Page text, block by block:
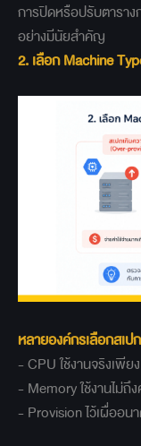
การปิดหรือปรับตาราง
อย่างมีนัยสำคัญ
2. เลือก Machine
หลายองค์กรเลือกสเป
- CPU ใช้งานจริงเพีย
- Memory ใช้งานไม่ถึ
- Provision ไว้เผื่ออนา